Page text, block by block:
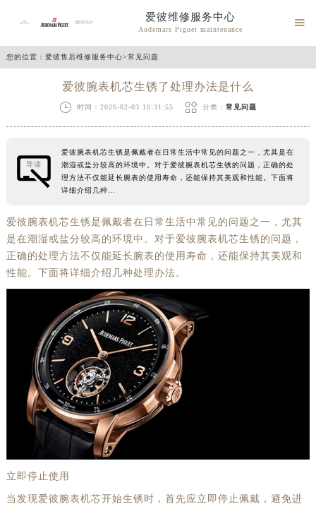
爱彼维修服务中心
Audemars Piguet maintenance

您的位置： 爱彼售后维修服务中心>常见问题
爱彼腕表机芯生锈了处理办法是什么
 时间：2026-02-03 10:31:55  分类： 常见问题
导读
爱彼腕表机芯生锈是佩戴者在日常生活中常见的问题之一，尤其是在
潮湿或盐分较高的环境中。对于爱彼腕表机芯生锈的问题，正确的处
理方法不仅能延长腕表的使用寿命，还能保持其美观和性能。下面将
详细介绍几种…
爱彼腕表机芯生锈是佩戴者在日常生活中常见的问题之一，尤其
是在潮湿或盐分较高的环境中。对于爱彼腕表机芯生锈的问题，
正确的处理方法不仅能延长腕表的使用寿命，还能保持其美观和
性能。下面将详细介绍几种处理办法。
立即停止使用
当发现爱彼腕表机芯开始生锈时，首先应立即停止佩戴，避免进